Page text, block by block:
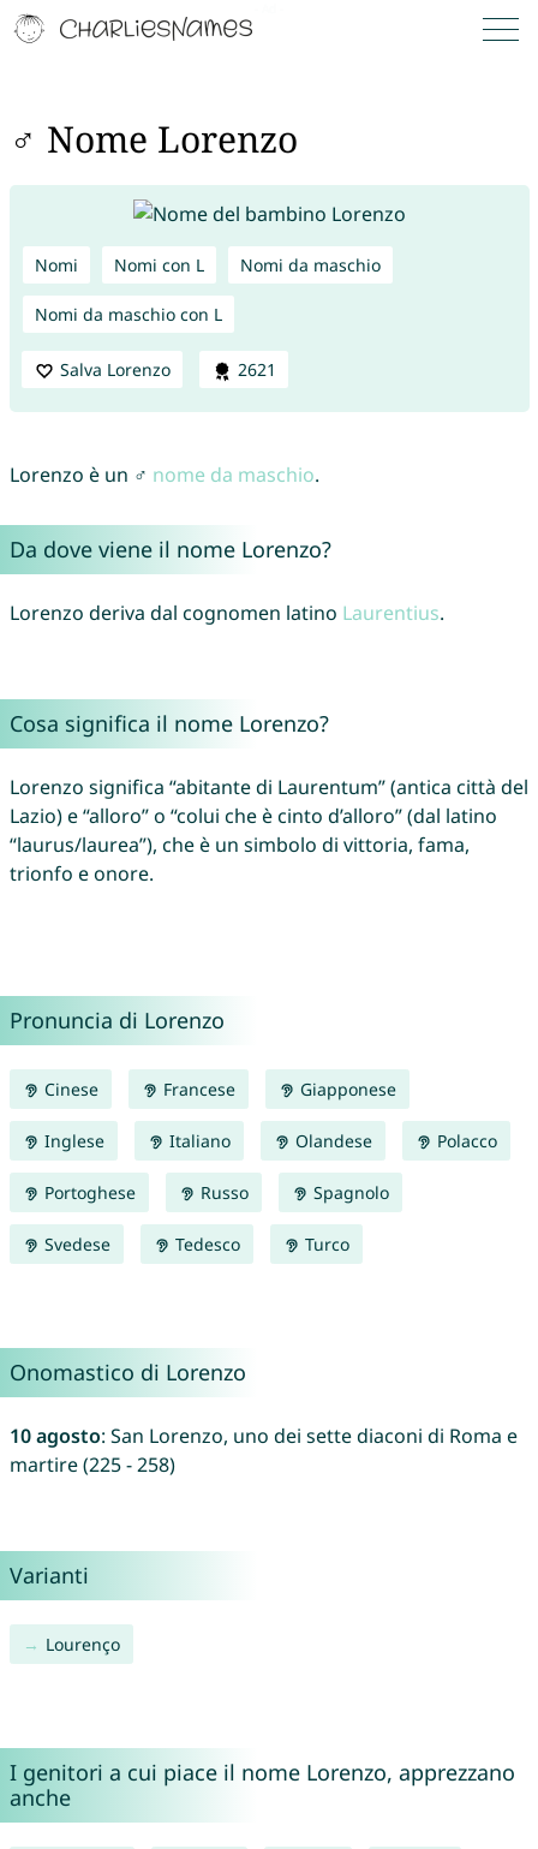
♂ Nome Lorenzo
Nomi Nomi con L Nomi da maschio
Nomi da maschio con L
Salva Lorenzo 2621
Lorenzo è un ♂ nome da maschio.
Da dove viene il nome Lorenzo?
Lorenzo deriva dal cognomen latino Laurentius.
Cosa significa il nome Lorenzo?
Lorenzo significa “abitante di Laurentum” (antica città del
Lazio) e “alloro” o “colui che è cinto d’alloro” (dal latino
“laurus/laurea”), che è un simbolo di vittoria, fama,
trionfo e onore.
Pronuncia di Lorenzo
Cinese Francese Giapponese
Inglese Italiano Olandese Polacco
Portoghese Russo Spagnolo
Svedese Tedesco Turco
Onomastico di Lorenzo
10 agosto: San Lorenzo, uno dei sette diaconi di Roma e
martire (225 - 258)
Varianti
Lourenço
I genitori a cui piace il nome Lorenzo, apprezzano
anche